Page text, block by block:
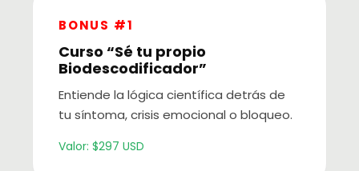
BONUS #1
Curso “Sé tu propio
Biodescodificador”
Entiende la lógica científica detrás de
tu síntoma, crisis emocional o bloqueo.
Valor: $297 USD